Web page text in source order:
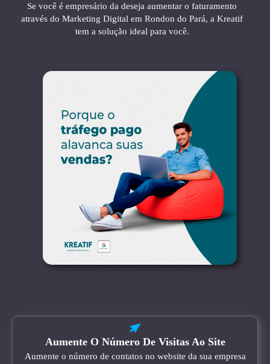
Se você é empresário da deseja aumentar o faturamento
através do Marketing Digital em Rondon do Pará, a Kreatif
tem a solução ideal para você.
Aumente O Número De Visitas Ao Site
Aumente o número de contatos no website da sua empresa